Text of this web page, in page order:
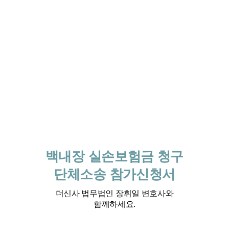
백내장 실손보험금 청구
단체소송 참가신청서
더신사 법무법인 장휘일 변호사와
함께하세요.